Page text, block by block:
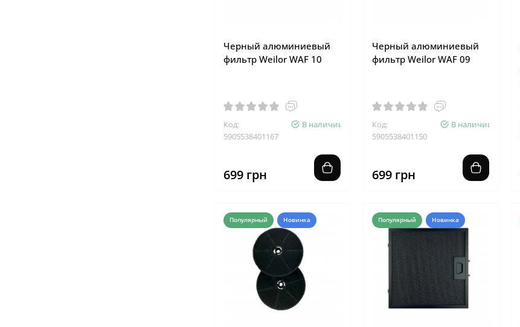
Черный алюминиевый
фильтр Weilor WAF 10
Код:
5905538401167
В наличии
699 грн
Черный алюминиевый
фильтр Weilor WAF 09
Код:
5905538401150
В наличии
699 грн
Популярный Новинка Популярный Новинка